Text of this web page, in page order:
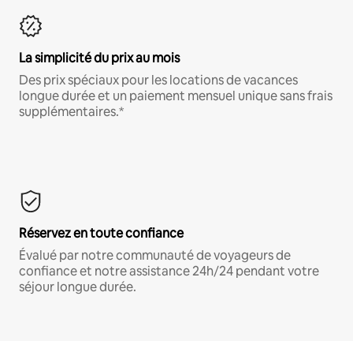
La simplicité du prix au mois
Des prix spéciaux pour les locations de vacances
longue durée et un paiement mensuel unique sans frais
supplémentaires.*
Réservez en toute confiance
Évalué par notre communauté de voyageurs de
confiance et notre assistance 24h/24 pendant votre
séjour longue durée.